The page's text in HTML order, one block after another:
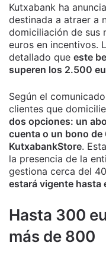
Kutxabank ha
destinada a atraer a
domiciliación de sus
euros en incentivos.
detallado que este
superen los 2.500
Según el
clientes que
dos opciones: un
cuenta o un bono de
KutxabankStore.
la presencia de la
gestiona cerca del
estará vigente hasta
Hasta 300
más de 800